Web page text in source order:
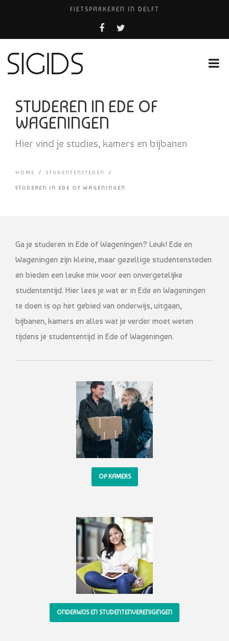
FIETSPARKEREN IN DELFT
PIZZERIA POMPEÏ ￼
BELEEF DE MAGIE VAN FILM BIJ KINEPOLIS
STUDEREN IN EDE OF
WAGENINGEN
Hier vind je studies, kamers en bijbanen
HOME / STUDENTENSTEDEN /
STUDEREN IN EDE OF WAGENINGEN
Ga je studeren in Ede of Wageningen? Leuk! Ede en
Wageningen zijn kleine, maar gezellige studentensteden
en bieden een leuke mix voor een onvergetelijke
studententijd. Hier lees je wat er in Ede en Wageningen
te doen is op het gebied van onderwijs, uitgaan,
bijbanen, kamers en alles wat je verder moet weten
tijdens je studententijd in Ede of Wageningen.
OP KAMERS
ONDERWIJS EN STUDENTENVERENIGINGEN